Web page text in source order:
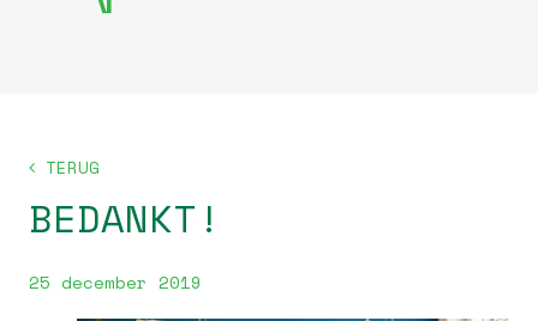
TERUG
BEDANKT!
25 december 2019